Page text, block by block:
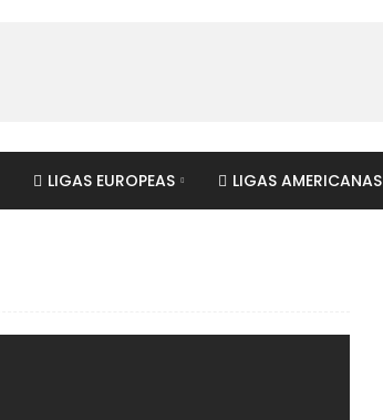
LIGAS EUROPEAS LIGAS AMERICANAS